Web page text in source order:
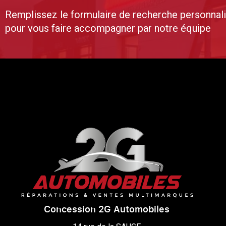
Remplissez le formulaire de recherche
pour vous faire accompagner par notre équipe
Concession 2G Automobiles